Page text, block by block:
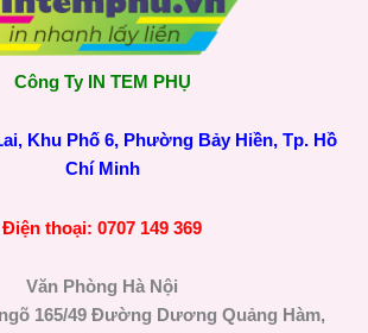
Công Ty IN TEM PHỤ
Khu Phố 6, Phường Bảy Hiền, Tp. Hồ
Chí Minh
Điện thoại: 0707 149 369
Văn Phòng Hà Nội
165/49 Đường Dương Quảng Hàm,